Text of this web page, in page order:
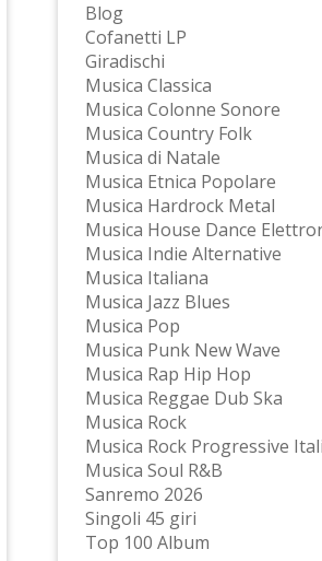
Blog
Cofanetti LP
Giradischi
Musica Classica
Musica Colonne Sonore
Musica Country Folk
Musica di Natale
Musica Etnica Popolare
Musica Hardrock Metal
Musica House Dance
Musica Indie Alternative
Musica Italiana
Musica Jazz Blues
Musica Pop
Musica Punk New Wave
Musica Rap Hip Hop
Musica Reggae Dub Ska
Musica Rock
Musica Rock Progressive
Musica Soul R&B
Sanremo 2026
Singoli 45 giri
Top 100 Album